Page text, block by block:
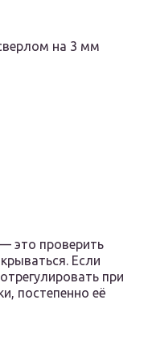
на 3 мм
это проверить
Если
при
постепенно её